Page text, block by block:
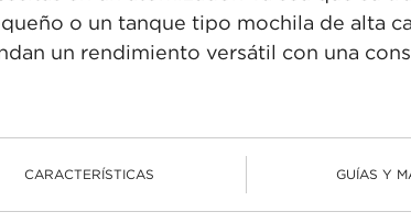
o un tanque tipo mochila de alta
un rendimiento versátil con una
CARACTERÍSTICAS GUÍAS Y